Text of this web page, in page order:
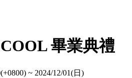
畢業典禮
~ 2024/12/01(日)